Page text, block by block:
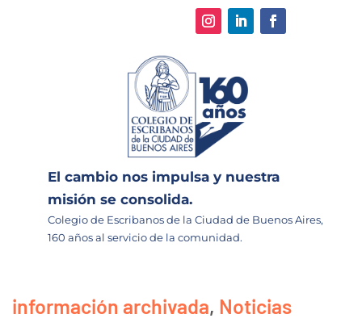
El cambio nos impulsa y nuestra
misión se consolida.
Colegio de Escribanos de la Ciudad de Buenos Aires,
160 años al servicio de la comunidad.
información archivada, Noticias